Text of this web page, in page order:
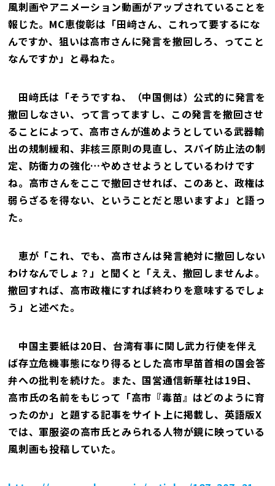
風刺画やアニメーション動画がアップされていることを
報じた。MC恵俊彰は「田﨑さん、これって要するにな
んですか、狙いは高市さんに発言を撤回しろ、ってこと
なんですか」と尋ねた。
田﨑氏は「そうですね、（中国側は）公式的に発言を
撤回しなさい、って言ってますし、この発言を撤回させ
ることによって、高市さんが進めようとしている武器輸
出の規制緩和、非核三原則の見直し、スパイ防止法の制
定、防衛力の強化…やめさせようとしているわけです
ね。高市さんをここで撤回させれば、このあと、政権は
弱らざるを得ない、ということだと思いますよ」と語っ
た。
恵が「これ、でも、高市さんは発言絶対に撤回しない
わけなんでしょ？」と聞くと「ええ、撤回しませんよ。
撤回すれば、高市政権にすれば終わりを意味するでしょ
う」と述べた。
中国主要紙は20日、台湾有事に関し武力行使を伴え
ば存立危機事態になり得るとした高市早苗首相の国会答
弁への批判を続けた。また、国営通信新華社は19日、
高市氏の名前をもじって「高市『毒苗』はどのように育
ったのか」と題する記事をサイト上に掲載し、英語版X
では、軍服姿の高市氏とみられる人物が鏡に映っている
風刺画も投稿していた。